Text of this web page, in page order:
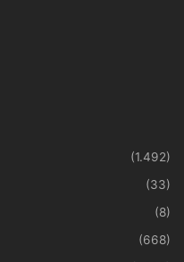
(1.492)
(33)
(8)
(668)